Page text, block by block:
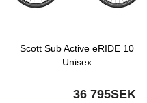
Scott Sub Active eRIDE 10
Unisex
36 795SEK